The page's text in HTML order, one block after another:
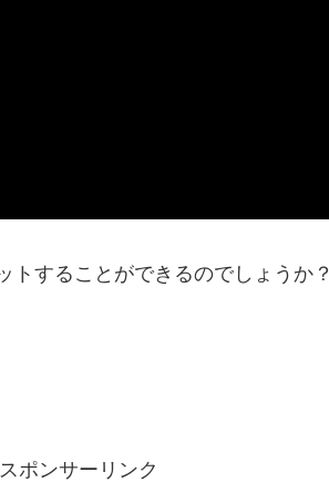
トすることができるのでしょうか？
スポンサーリンク